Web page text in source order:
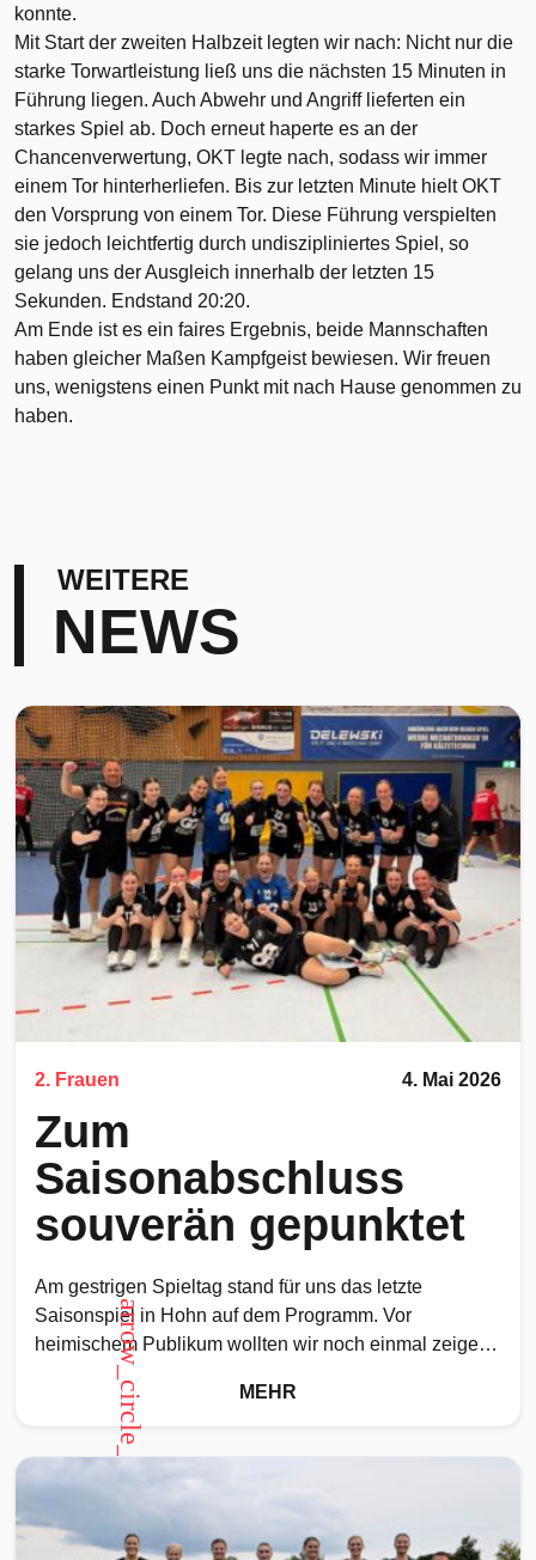
konnte.
Mit Start der zweiten Halbzeit legten wir nach: Nicht nur die
starke Torwartleistung ließ uns die nächsten 15 Minuten in
Führung liegen. Auch Abwehr und Angriff lieferten ein
starkes Spiel ab. Doch erneut haperte es an der
Chancenverwertung, OKT legte nach, sodass wir immer
einem Tor hinterherliefen. Bis zur letzten Minute hielt OKT
den Vorsprung von einem Tor. Diese Führung verspielten
sie jedoch leichtfertig durch undiszipliniertes Spiel, so
gelang uns der Ausgleich innerhalb der letzten 15
Sekunden. Endstand 20:20.
Am Ende ist es ein faires Ergebnis, beide Mannschaften
haben gleicher Maßen Kampfgeist bewiesen. Wir freuen
uns, wenigstens einen Punkt mit nach Hause genommen zu
haben.
WEITERE
NEWS
2. Frauen 4. Mai 2026
Zum
Saisonabschluss
souverän gepunktet
Am gestrigen Spieltag stand für uns das letzte
Saisonspiel in Hohn auf dem Programm. Vor
heimischem Publikum wollten wir noch einmal zeigen,
was wir können
arrow_circle_up MEHR